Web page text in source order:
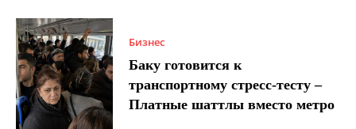
Бизнес
Баку готовится к
транспортному стресс-тесту –
Платные шаттлы вместо метро